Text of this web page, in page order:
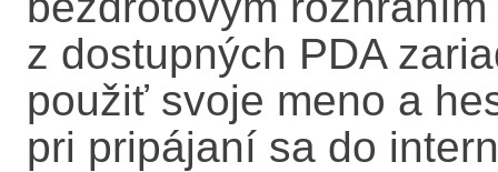
z dostupných PDA
použiť svoje meno a
pri pripájaní sa do